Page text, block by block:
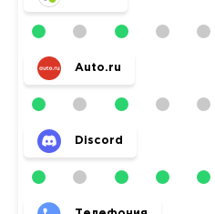
Auto.ru
Discord